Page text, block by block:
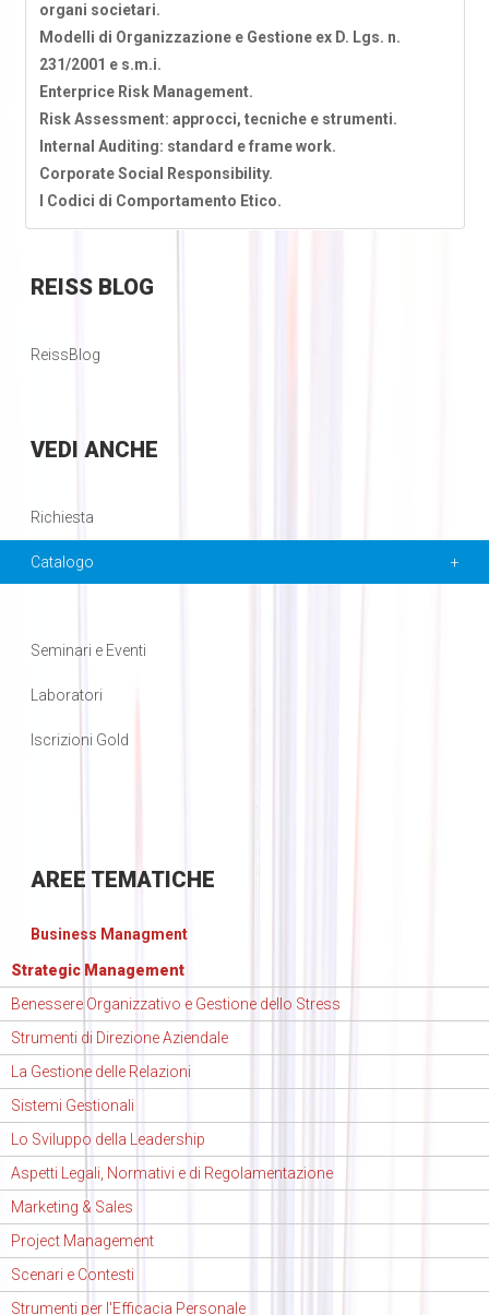
organi societari.
Modelli di Organizzazione e Gestione ex D. Lgs. n.
231/2001 e s.m.i.
Enterprice Risk Management.
Risk Assessment: approcci, tecniche e strumenti.
Internal Auditing: standard e frame work.
Corporate Social Responsibility.
I Codici di Comportamento Etico.
REISSBLOG
ReissBlog
VEDI ANCHE
Richiesta
Catalogo
Seminari e Eventi
Laboratori
Iscrizioni Gold
AREE TEMATICHE
Business Managment
Strategic Management
Benessere Organizzativo e Gestione dello Stress
Strumenti di Direzione Aziendale
La Gestione delle Relazioni
Sistemi Gestionali
Lo Sviluppo della Leadership
Aspetti Legali, Normativi e di Regolamentazione
Marketing & Sales
Project Management
Scenari e Contesti
Strumenti per l'Efficacia Personale